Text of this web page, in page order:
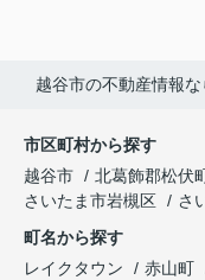
越谷市の不動産情報
市区町村から探す
越谷市
北葛飾郡松伏
さいたま市岩槻区
さ
町名から探す
レイクタウン
赤山町